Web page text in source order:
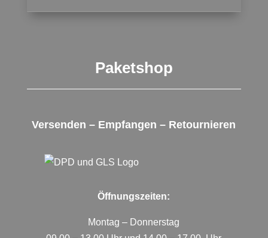
Paketshop
Versenden – Empfangen – Retournieren
Öffnungszeiten:
Montag – Donnerstag